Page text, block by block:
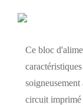
Ce bloc
soigneusement
circuit imprimé